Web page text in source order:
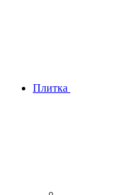
Плитка